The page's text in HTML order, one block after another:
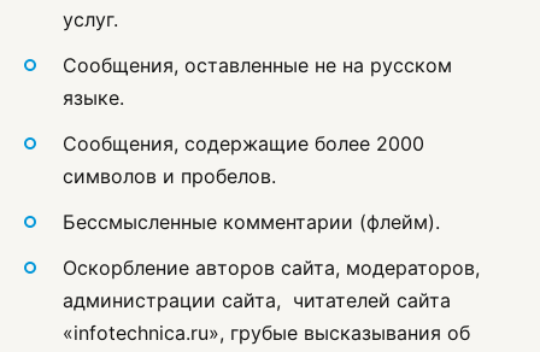
услуг.
Сообщения, оставленные не на русском
языке.
Сообщения, содержащие более 2000
символов и пробелов.
Бессмысленные комментарии (флейм).
Оскорбление авторов сайта, модераторов,
администрации сайта, читателей сайта
«infotechnica.ru», грубые высказывания об